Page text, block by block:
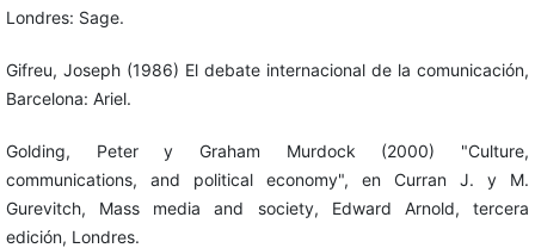
Londres: Sage.
Gifreu, Joseph (1986) El debate internacional de la comunicación,
Barcelona: Ariel.
Golding, Peter y Graham Murdock (2000) "Culture,
communications, and political economy", en Curran J. y M.
Gurevitch, Mass media and society, Edward Arnold, tercera
edición, Londres.